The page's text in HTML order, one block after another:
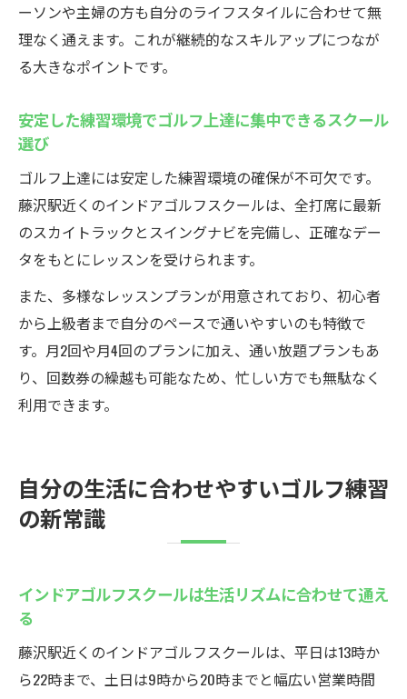
ーソンや主婦の方も自分のライフスタイルに合わせて無
理なく通えます。これが継続的なスキルアップにつなが
る大きなポイントです。
安定した練習環境でゴルフ上達に集中できるスクール
選び
ゴルフ上達には安定した練習環境の確保が不可欠です。
藤沢駅近くのインドアゴルフスクールは、全打席に最新
のスカイトラックとスイングナビを完備し、正確なデー
タをもとにレッスンを受けられます。
また、多様なレッスンプランが用意されており、初心者
から上級者まで自分のペースで通いやすいのも特徴で
す。月2回や月4回のプランに加え、通い放題プランもあ
り、回数券の繰越も可能なため、忙しい方でも無駄なく
利用できます。
自分の生活に合わせやすいゴルフ練習
の新常識
インドアゴルフスクールは生活リズムに合わせて通え
る
藤沢駅近くのインドアゴルフスクールは、平日は13時か
ら22時まで、土日は9時から20時までと幅広い営業時間